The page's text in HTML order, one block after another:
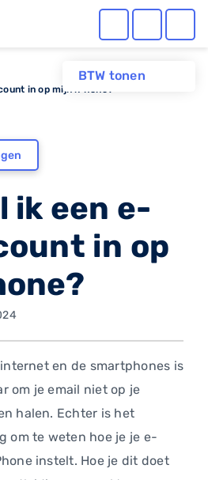
BTW tonen
in op mijn iPhone?
ik een e-
in op
en de smartphones is
om je email niet op je
halen. Echter is het
om te weten hoe je je e-
instelt. Hoe je dit doet